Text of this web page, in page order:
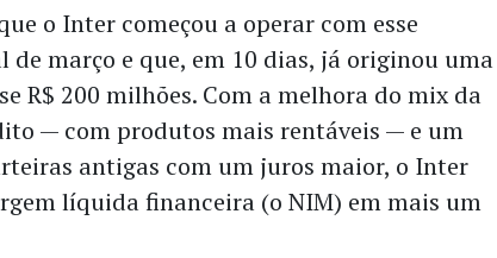
o Inter começou a operar com esse
março e que, em 10 dias, já originou uma
R$ 200 milhões. Com a melhora do mix da
— com produtos mais rentáveis — e um
antigas com um juros maior, o Inter
líquida financeira (o NIM) em mais um